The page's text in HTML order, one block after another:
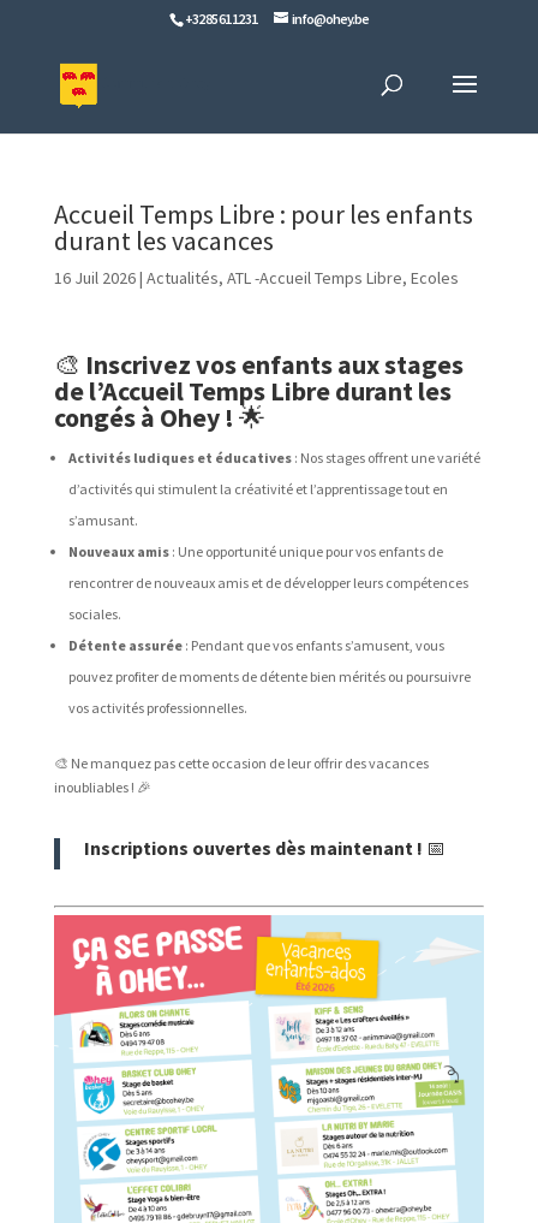
+32 85 61 12 31 info@ohey.be
Accueil Temps Libre : pour les enfants
durant les vacances
16 Juil 2026| Actualités, ATL -Accueil Temps Libre, Ecoles
🎨 Inscrivez vos enfants aux stages
de l’Accueil Temps Libre durant les
congés à Ohey ! 🌟
Activités ludiques et éducatives: Nos stages offrent une variété
d’activités qui stimulent la créativité et l’apprentissage tout en
s’amusant.
Nouveaux amis: Une opportunité unique pour vos enfants de
rencontrer de nouveaux amis et de développer leurs compétences
sociales.
Détente assurée: Pendant que vos enfants s’amusent, vous
pouvez profiter de moments de détente bien mérités ou poursuivre
vos activités professionnelles.
🎨 Ne manquez pas cette occasion de leur offrir des vacances
inoubliables ! 🎉
Inscriptions ouvertes dès maintenant ! 📅